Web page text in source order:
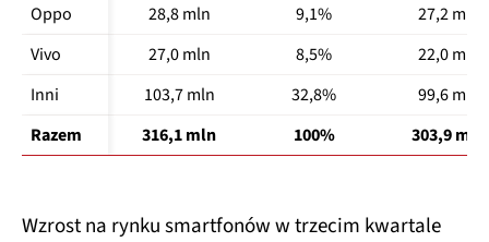
Oppo
28,8 mln 9,1%
27,2 mln
Vivo
27,0 mln 8,5%
22,0 mln
Inni
103,7 mln 32,8%
99,6 mln
Razem
316,1 mln 100% 303,9 mln
Wzrost na rynku smartfonów w trzecim kwartale